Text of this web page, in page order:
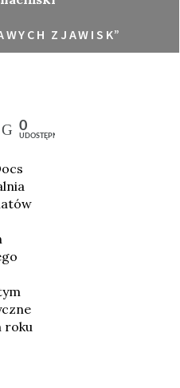
ZJAWISK”
0
UDOSTĘPNIEŃ
roku